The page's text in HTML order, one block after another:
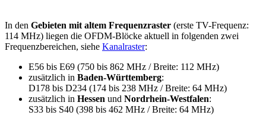
In den Gebieten mit altem Frequenzraster (erste TV-Frequenz:
114 MHz) liegen die OFDM-Blöcke aktuell in folgenden zwei
Frequenzbereichen, siehe Kanalraster:
E56 bis E69 (750 bis 862 MHz / Breite: 112 MHz)
zusätzlich in Baden-Württemberg:
D178 bis D234 (174 bis 238 MHz / Breite: 64 MHz)
zusätzlich in Hessen und Nordrhein-Westfalen:
S33 bis S40 (398 bis 462 MHz / Breite: 64 MHz)